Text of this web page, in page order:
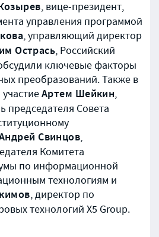
, вице-президент,
управления программой
, управляющий директор
Острась, Российский
ключевые факторы
преобразований. Также в
Артем Шейкин,
председателя Совета
Свинцов,
Комитета
по информационной
технологиям и
, директор по
технологий Х5 Group.